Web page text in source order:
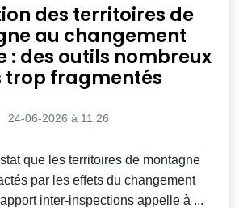
des territoires de
au changement
: des outils nombreux
trop fragmentés
24-06-2026 à 11:26
que les territoires de montagne
par les effets du changement
inter-inspections appelle à ...